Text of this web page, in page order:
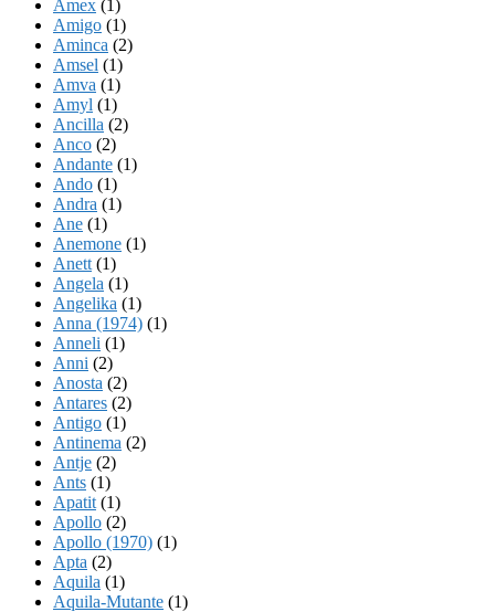
Amex (1)
Amigo (1)
Aminca (2)
Amsel (1)
Amva (1)
Amyl (1)
Ancilla (2)
Anco (2)
Andante (1)
Ando (1)
Andra (1)
Ane (1)
Anemone (1)
Anett (1)
Angela (1)
Angelika (1)
Anna (1974) (1)
Anneli (1)
Anni (2)
Anosta (2)
Antares (2)
Antigo (1)
Antinema (2)
Antje (2)
Ants (1)
Apatit (1)
Apollo (2)
Apollo (1970) (1)
Apta (2)
Aquila (1)
Aquila-Mutante (1)